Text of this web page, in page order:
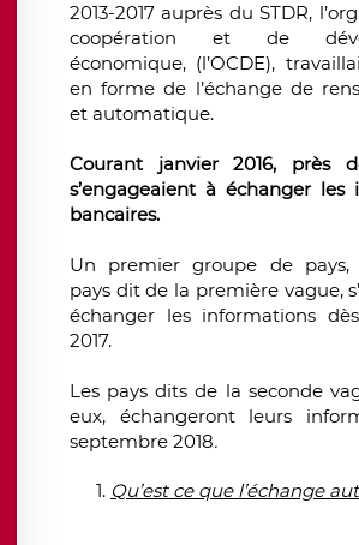
2013-2017 auprès du STDR, l
coopération et de
économique, (l’OCDE),
en forme de l’échange de
et automatique.
Courant janvier 2016, près
s’engageaient à échanger les
bancaires.
Un premier groupe de pays,
pays dit de la première vague,
échanger les informations
2017.
Les pays dits de la seconde
eux, échangeront leurs
septembre 2018.
Qu’est ce que l’échange